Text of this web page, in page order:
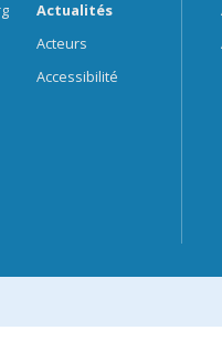
Actualités
Acteurs
Accessibilité